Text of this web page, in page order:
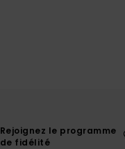
Rejoignez le programme
de fidélité